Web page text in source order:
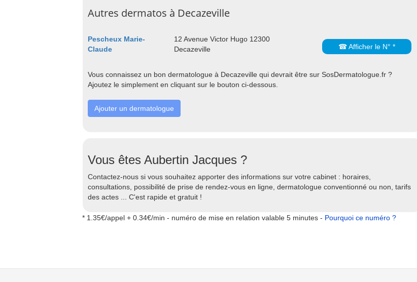
Autres dermatos à Decazeville
Pescheux Marie-
Claude
12 Avenue Victor Hugo 12300
Decazeville
☎ Afficher le N° *
Vous connaissez un bon dermatologue à Decazeville qui devrait être sur SosDermatologue.fr ?
Ajoutez le simplement en cliquant sur le bouton ci-dessous.
Ajouter un dermatologue
Vous êtes Aubertin Jacques ?
Contactez-nous si vous souhaitez apporter des informations sur votre cabinet : horaires,
consultations, possibilité de prise de rendez-vous en ligne, dermatologue conventionné ou non, tarifs
des actes ... C'est rapide et gratuit !
* 1.35€/appel + 0.34€/min - numéro de mise en relation valable 5 minutes - Pourquoi ce numéro ?